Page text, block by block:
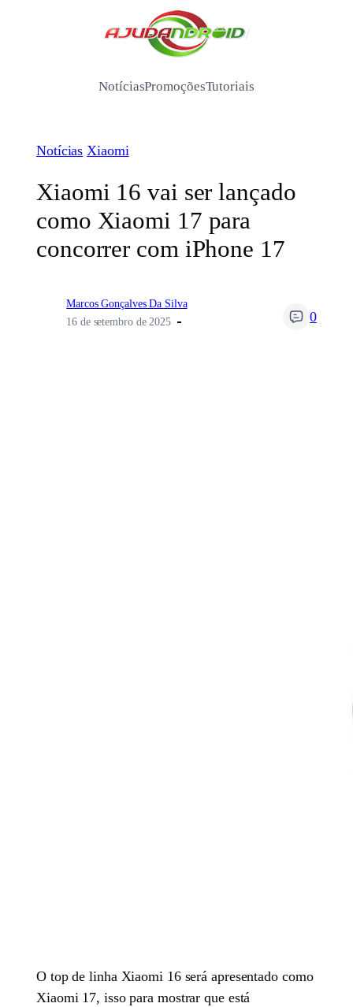
/
NotíciasPromoçõesTutoriais
Notícias Xiaomi
Xiaomi 16 vai ser lançado
como Xiaomi 17 para
concorrer com iPhone 17
Marcos Gonçalves Da Silva
16 de setembro de 2025
0
O top de linha Xiaomi 16 será apresentado como
Xiaomi 17, isso para mostrar que está